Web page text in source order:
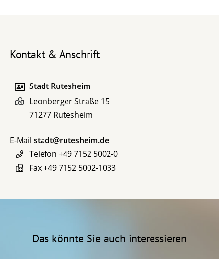
Kontakt & Anschrift
Stadt Rutesheim
Leonberger Straße 15
71277 Rutesheim
E-Mail stadt@rutesheim.de
Telefon +49 7152 5002-0
Fax+49 7152 5002-1033
Das könnte Sie auch interessieren